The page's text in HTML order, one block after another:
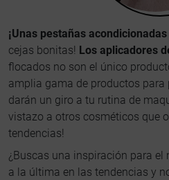
¡Unas pestañas acondicionadas
cejas bonitas! Los aplicadores
flocados no son el único
amplia gama de productos para
darán un giro a tu rutina de
vistazo a otros cosméticos que
tendencias!
¿Buscas una inspiración para el
a la última en las tendencias y